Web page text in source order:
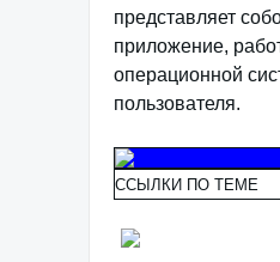
представляет
приложение,
операционной
пользователя.
ССЫЛКИ ПО ТЕМЕ